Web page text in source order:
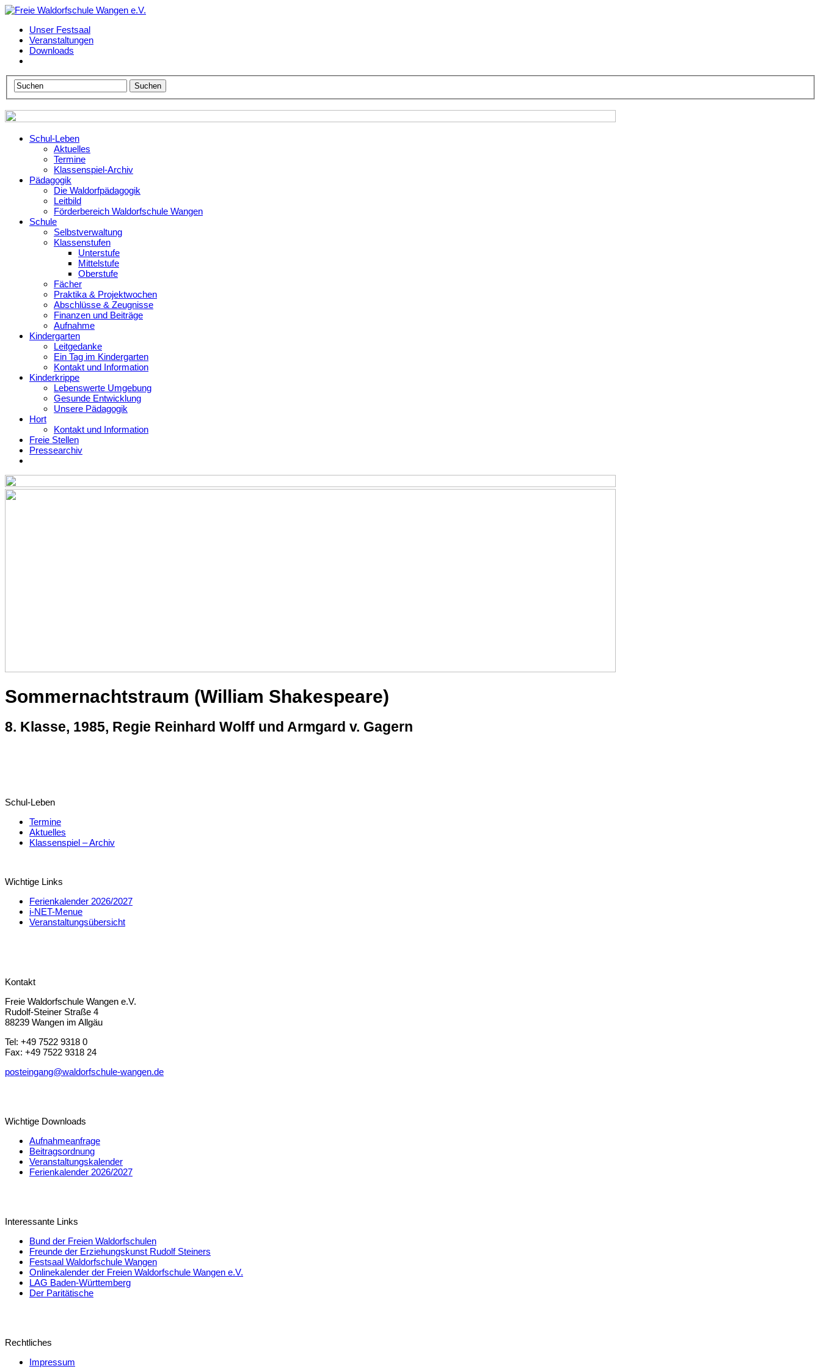
Unser Festsaal
Veranstaltungen
Downloads
Schul-Leben
Aktuelles
Termine
Klassenspiel-Archiv
Pädagogik
Die Waldorfpädagogik
Leitbild
Förderbereich Waldorfschule Wangen
Schule
Selbstverwaltung
Klassenstufen
Unterstufe
Mittelstufe
Oberstufe
Fächer
Praktika & Projektwochen
Abschlüsse & Zeugnisse
Finanzen und Beiträge
Aufnahme
Kindergarten
Leitgedanke
Ein Tag im Kindergarten
Kontakt und Information
Kinderkrippe
Lebenswerte Umgebung
Gesunde Entwicklung
Unsere Pädagogik
Hort
Kontakt und Information
Freie Stellen
Pressearchiv
Sommernachtstraum (William Shakespeare)
8. Klasse, 1985, Regie Reinhard Wolff und Armgard v. Gagern
Schul-Leben
Termine
Aktuelles
Klassenspiel – Archiv
Wichtige Links
Ferienkalender 2026/2027
i-NET-Menue
Veranstaltungsübersicht
Kontakt
Freie Waldorfschule Wangen e.V.
Rudolf-Steiner Straße 4
88239 Wangen im Allgäu
Tel: +49 7522 9318 0
Fax: +49 7522 9318 24
posteingang@waldorfschule-wangen.de
Wichtige Downloads
Aufnahmeanfrage
Beitragsordnung
Veranstaltungskalender
Ferienkalender 2026/2027
Interessante Links
Bund der Freien Waldorfschulen
Freunde der Erziehungskunst Rudolf Steiners
Festsaal Waldorfschule Wangen
Onlinekalender der Freien Waldorfschule Wangen e.V.
LAG Baden-Württemberg
Der Paritätische
Rechtliches
Impressum